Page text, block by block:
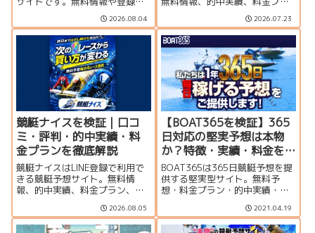
典、的中実績、口コミ・評判、
料金プラン、運営者情報をもと
に、利用する価値があるのか検
証しました。
2026.08.04
ン、口コミ、登録特典、運営者
情報をもとに、利用する価値が
あるのか分かりやすく検証しま
す。
2026.07.23
競艇ナイスを検証｜口コ
ミ・評判・的中実績・料
金プランを徹底解説
競艇ナイスはLINE登録で利用で
きる競艇予想サイト。無料情
報、的中実績、料金プラン、口
もとに、利用する価値があるの
か分かりやすく検証します。
2026.08.05
【BOAT365を検証】365
日対応の堅実予想は本物
か？特徴・実績・料金を
徹底解説
BOAT365は365日競艇予想を提
供する堅実型サイト。無料予
想・料金プラン・的中実績・口
2021.04.19